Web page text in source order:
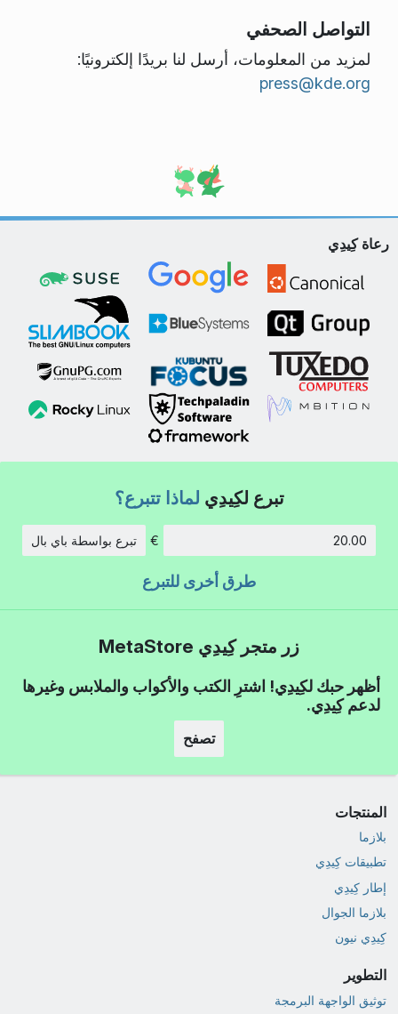
التواصل الصحفي
لمزيد من المعلومات، أرسل لنا بريدًا إلكترونيًا:
press@kde.org
رعاة كِيدِي
تبرع لكِيدِي لماذا تتبرع؟
€ تبرع بواسطة باي بال
طرق أخرى للتبرع
زر متجر كِيدِي MetaStore
أظهر حبك لكِيدِي! اشترِ الكتب والأكواب والملابس وغيرها
لدعم كِيدِي.
تصفح
المنتجات
بلازما
تطبيقات كِيدِي
إطار كِيدِي
بلازما الجوال
كِيدِي نيون
التطوير
توثيق الواجهة البرمجة